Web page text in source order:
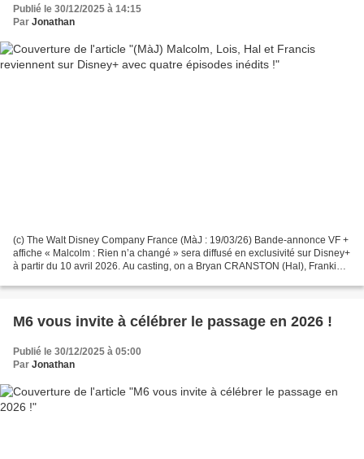
Publié le 30/12/2025 à 14:15
Par Jonathan
(c) The Walt Disney Company France (MàJ : 19/03/26) Bande-annonce VF +
affiche « Malcolm : Rien n’a changé » sera diffusé en exclusivité sur Disney+
à partir du 10 avril 2026. Au casting, on a Bryan CRANSTON (Hal), Frankie
M6 vous invite à célébrer le passage en 2026 !
Publié le 30/12/2025 à 05:00
Par Jonathan